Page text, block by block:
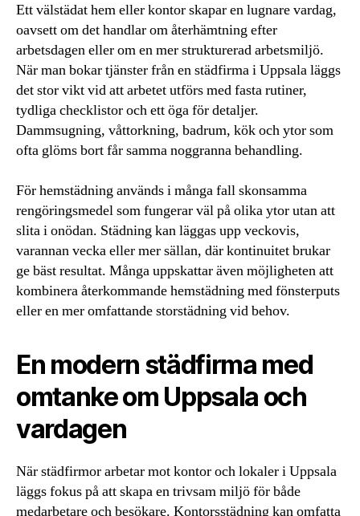
Ett välstädat hem eller kontor skapar en lugnare vardag,
oavsett om det handlar om återhämtning efter
arbetsdagen eller om en mer strukturerad arbetsmiljö.
När man bokar tjänster från en städfirma i Uppsala läggs
det stor vikt vid att arbetet utförs med fasta rutiner,
tydliga checklistor och ett öga för detaljer.
Dammsugning, våttorkning, badrum, kök och ytor som
ofta glöms bort får samma noggranna behandling.
För hemstädning används i många fall skonsamma
rengöringsmedel som fungerar väl på olika ytor utan att
slita i onödan. Städning kan läggas upp veckovis,
varannan vecka eller mer sällan, där kontinuitet brukar
ge bäst resultat. Många uppskattar även möjligheten att
kombinera återkommande hemstädning med fönsterputs
eller en mer omfattande storstädning vid behov.
En modern städfirma med
omtanke om Uppsala och
vardagen
När städfirmor arbetar mot kontor och lokaler i Uppsala
läggs fokus på att skapa en trivsam miljö för både
medarbetare och besökare. Kontorsstädning kan omfatta